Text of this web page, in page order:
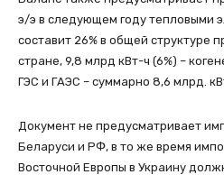
э/э в следующем году тепловыми
составит 26% в общей структуре
стране, 9,8 млрд кВт-ч (6%) –
ГЭС и ГАЭС – суммарно 8,6 млрд.
Документ не предусматривает
Беларуси и РФ, в то же время
Восточной Европы в Украину